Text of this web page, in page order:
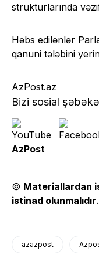
strukturlarında
Həbs edilənlər
qanuni tələbini
AzPost.az
Bizi sosial
AzPost
© Materiallardan
istinad olunmalıdır.
azazpost